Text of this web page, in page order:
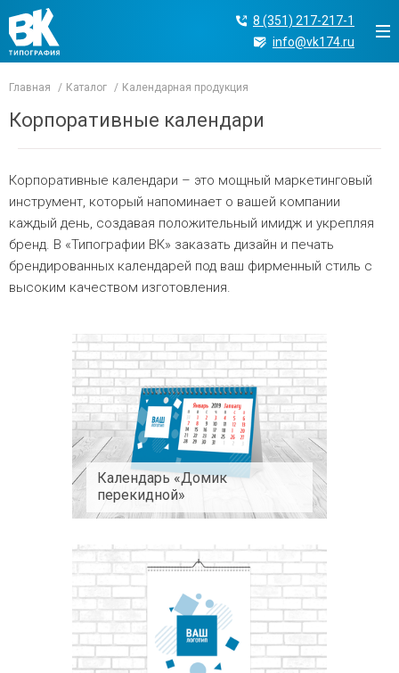
8 (351) 217-217-1
info@vk174.ru
Главная Каталог Календарная продукция
Корпоративные календари
Корпоративные календари – это мощный маркетинговый
инструмент, который напоминает о вашей компании
каждый день, создавая положительный имидж и укрепляя
бренд. В «Типографии ВК» заказать дизайн и печать
брендированных календарей под ваш фирменный стиль с
высоким качеством изготовления.
Календарь «Домик
перекидной»